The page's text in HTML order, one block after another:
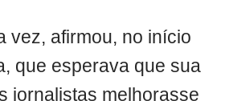
vez, afirmou, no início
que esperava que sua
jornalistas melhorasse